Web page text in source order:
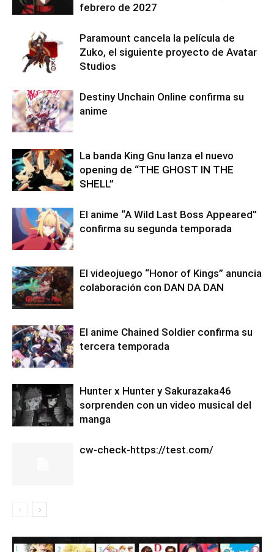
febrero de 2027
Paramount cancela la película de
Zuko, el siguiente proyecto de Avatar
Studios
Destiny Unchain Online confirma su
anime
La banda King Gnu lanza el nuevo
opening de “THE GHOST IN THE
SHELL”
El anime “A Wild Last Boss Appeared”
confirma su segunda temporada
El videojuego “Honor of Kings” anuncia
colaboración con DAN DA DAN
El anime Chained Soldier confirma su
tercera temporada
Hunter x Hunter y Sakurazaka46
sorprenden con un video musical del
manga
cw-check-https://test.com/